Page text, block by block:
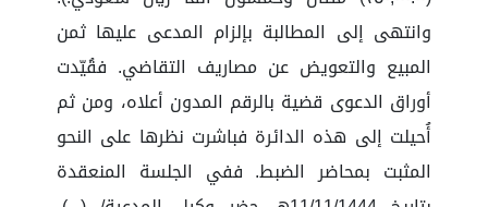
وانتهى إلى المطالبة بإلزام المدعى عليها ثمن
المبيع والتعويض عن مصاريف التقاضي. فقُيّدت
أوراق الدعوى قضية بالرقم المدون أعلاه، ومن ثم
أُحيلت إلى هذه الدائرة فباشرت نظرها على النحو
المثبت بمحاضر الضبط. ففي الجلسة المنعقدة